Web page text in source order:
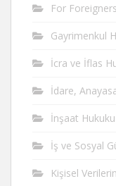
For Foreigners
Gayrimenkul
İcra ve İflas
İdare,
İnşaat Hukuku
İş ve Sosyal
Kişisel